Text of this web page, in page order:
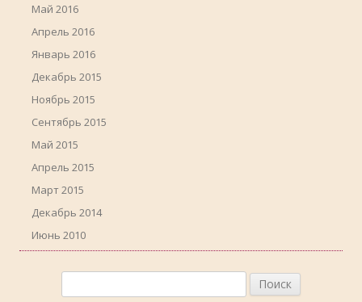
Май 2016
Апрель 2016
Январь 2016
Декабрь 2015
Ноябрь 2015
Сентябрь 2015
Май 2015
Апрель 2015
Март 2015
Декабрь 2014
Июнь 2010